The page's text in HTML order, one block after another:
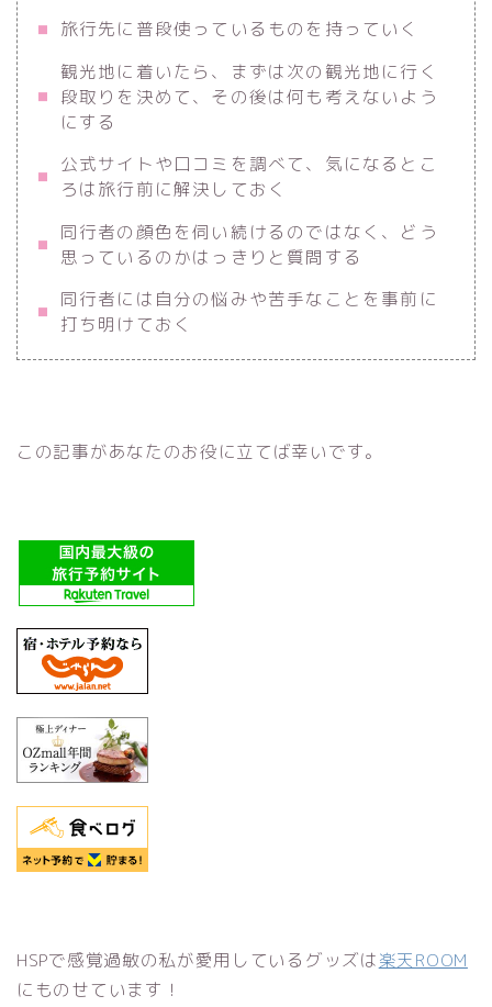
旅行先に普段使っているものを持っていく
観光地に着いたら、まずは次の観光地に行く
段取りを決めて、その後は何も考えないよう
にする
公式サイトや口コミを調べて、気になるとこ
ろは旅行前に解決しておく
同行者の顔色を伺い続けるのではなく、どう
思っているのかはっきりと質問する
同行者には自分の悩みや苦手なことを事前に
打ち明けておく
この記事があなたのお役に立てば幸いです。
HSPで感覚過敏の私が愛用しているグッズは楽天ROOM
にものせています！